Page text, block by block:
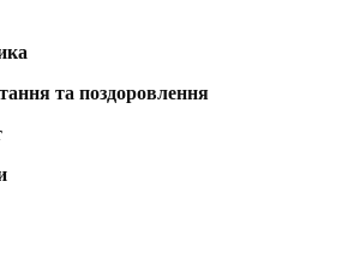
та поздоровлення